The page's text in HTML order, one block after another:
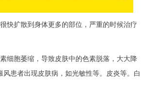
扩散到身体更多的部位，严重的时候治疗
胞萎缩，导致皮肤中的色素脱落，大大降
患者出现皮肤病，如光敏性等。皮炎等。白